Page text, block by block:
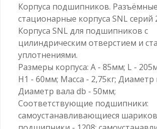
Корпуса подшипников. Разъёмные
стационарные корпуса SNL серий
Корпуса SNL для подшипников с
цилиндрическим отверстием и
уплотнениями.
Размеры корпуса: A - 85мм; L -
H1 - 60мм; Масса - 2,75кг;
Диаметр вала db - 50мм;
Соответствующие подшипники:
самоустанавливающиеся